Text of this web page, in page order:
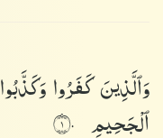
وَٱلَّذِينَكَفَرُوا۟وَكَذَّبُوا۟
ٱلْجَحِيمِ ١٠